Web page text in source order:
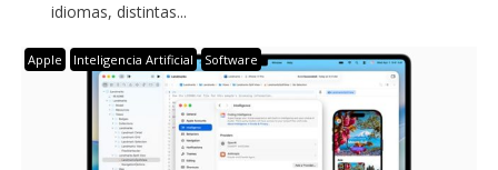
idiomas, distintas...
Apple Inteligencia Artificial Software